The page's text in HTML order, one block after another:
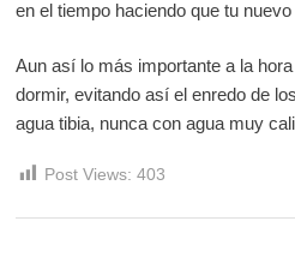
en el tiempo haciendo que tu
Aun así lo más importante a la
dormir, evitando así el enredo de
agua tibia, nunca con agua muy
Post Views: 403